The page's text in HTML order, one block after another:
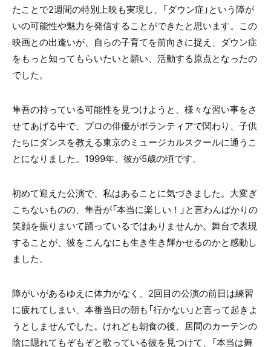
たことで2週間の特別上映も実現し、「ダウン症」という障が
いの可能性や魅力を発信することができたと思います。この
映画との出逢いが、自らの子育てを前向きに捉え、ダウン症
をもっと知ってもらいたいと願い、活動する原点となったの
でした。
隼吾の持っている可能性を見つけようと、様々な習い事をさ
せてあげる中で、プロの俳優がボランティアで関わり、子供
たちにダンスを教える東京のミュージカルスクールに通うこ
とになりました。1999年、彼が5歳の頃です。
初めて迎えた公演で、私はあることに気づきました。大変ぎ
こちないものの、隼吾が「本当に楽しい！」と言わんばかりの
笑顔を振りまいて踊っているではありませんか。舞台で表現
することが、彼をこんなにも生き生き輝かせるのかと感動し
ました。
障がいがあるゆえに体力がなく、2回目の公演の前日は練習
に疲れてしまい、本番当日の朝も「行かない」と言って起きよ
うとしませんでした。けれども朝食の後、居間のカーテンの
陰に隠れてもぞもぞと歌っている彼を見つけて、「本当は舞